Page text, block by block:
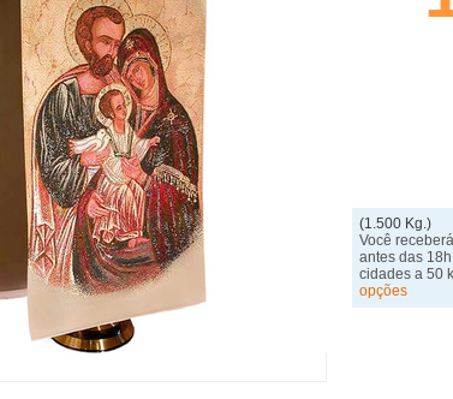
(1.500 Kg.)
Você
antes das
cidades a 50
opções